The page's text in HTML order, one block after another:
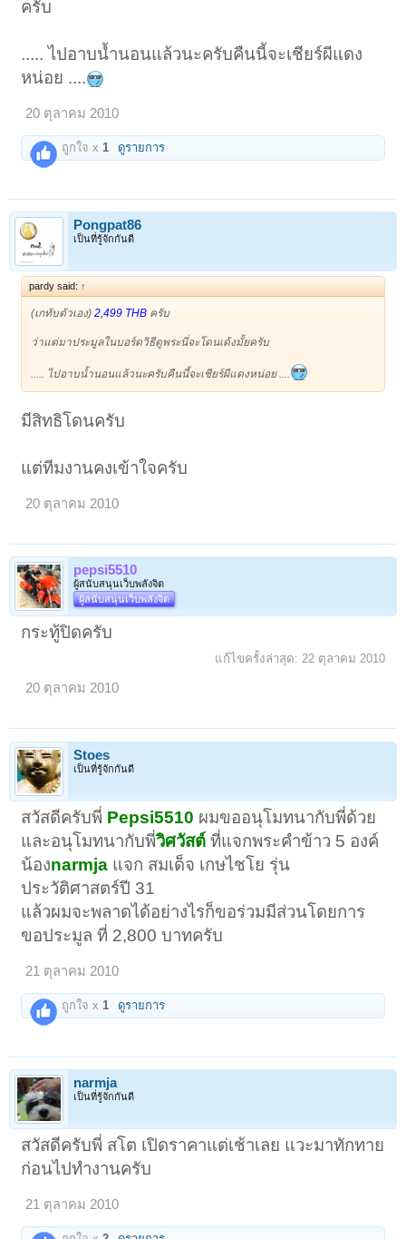
ครับ
..... ไปอาบน้ำนอนแล้วนะครับคืนนี้จะเชียร์ผีแดง
หน่อย ....
20 ตุลาคม 2010
ถูกใจ x 1 ดูรายการ
Pongpat86
เป็นที่รู้จักกันดี
pardy said: ↑
(เกทับตัวเอง)2,499 THB ครับ
ว่าแต่มาประมูลในบอร์ดวิธีดูพระนี่จะโดนเด้งมั้ยครับ
..... ไปอาบน้ำนอนแล้วนะครับคืนนี้จะเชียร์ผีแดงหน่อย ....
มีสิทธิโดนครับ
แต่ทีมงานคงเข้าใจครับ
20 ตุลาคม 2010
pepsi5510
ผู้สนับสนุนเว็บพลังจิต
ผู้สนับสนุนเว็บพลังจิต
กระทู้ปิดครับ
แก้ไขครั้งล่าสุด: 22 ตุลาคม 2010
20 ตุลาคม 2010
Stoes
เป็นที่รู้จักกันดี
สวัสดีครับพี่ Pepsi5510 ผมขออนุโมทนากับพี่ด้วย
และอนุโมทนากับพี่วิศวัสต์ที่แจกพระคำข้าว 5 องค์
น้องnarmja แจก สมเด็จ เกษไชโย รุ่น
ประวัติศาสตร์ปี 31
แล้วผมจะพลาดได้อย่างไรก็ขอร่วมมีส่วนโดยการ
ขอประมูล ที่ 2,800 บาทครับ
21 ตุลาคม 2010
ถูกใจ x 1 ดูรายการ
narmja
เป็นที่รู้จักกันดี
สวัสดีครับพี่ สโต เปิดราคาแต่เช้าเลย แวะมาทักทาย
ก่อนไปทำงานครับ
21 ตุลาคม 2010
2 ถัดไป >